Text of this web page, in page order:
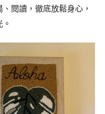
閱讀，徹底放鬆身心，